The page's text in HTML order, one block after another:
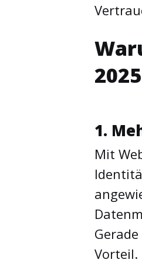
1.
Mit
Vorteil.